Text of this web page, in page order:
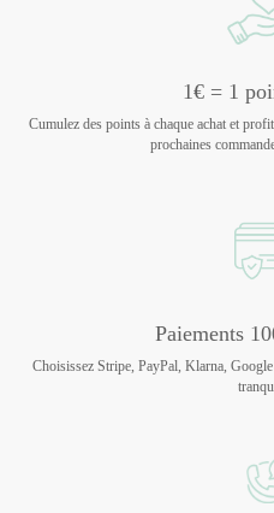
1€ = 1
Cumulez des points à chaque achat et
prochaines
Paiements
Choisissez Stripe, PayPal, Klarna,